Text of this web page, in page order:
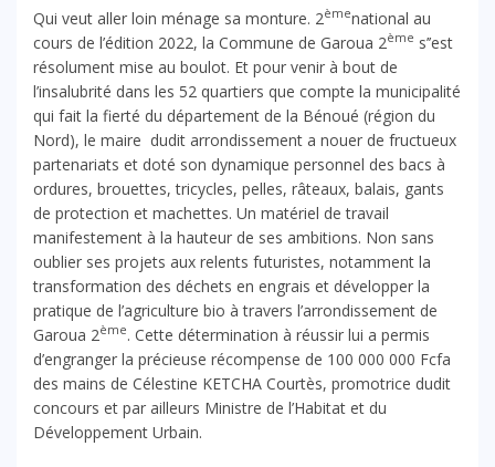
Qui veut aller loin ménage sa monture. 2èmenational au
cours de l’édition 2022, la Commune de Garoua 2ème s’’est
résolument mise au boulot. Et pour venir à bout de
l’insalubrité dans les 52 quartiers que compte la municipalité
qui fait la fierté du département de la Bénoué (région du
Nord), le maire dudit arrondissement a nouer de fructueux
partenariats et doté son dynamique personnel des bacs à
ordures, brouettes, tricycles, pelles, râteaux, balais, gants
de protection et machettes. Un matériel de travail
manifestement à la hauteur de ses ambitions. Non sans
oublier ses projets aux relents futuristes, notamment la
transformation des déchets en engrais et développer la
pratique de l’agriculture bio à travers l’arrondissement de
Garoua 2ème. Cette détermination à réussir lui a permis
d’engranger la précieuse récompense de 100 000 000 Fcfa
des mains de Célestine KETCHA Courtès, promotrice dudit
concours et par ailleurs Ministre de l’Habitat et du
Développement Urbain.